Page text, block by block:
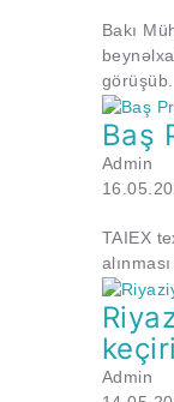
Bakı
görüşüb.
Baş
Admin
TAIEX
Admin